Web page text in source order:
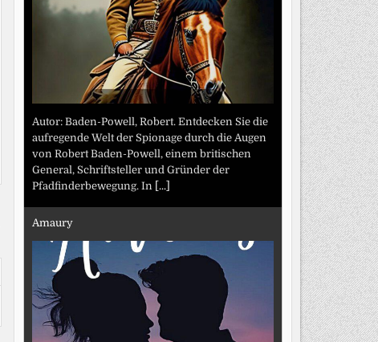
Autor: Baden-Powell, Robert. Entdecken Sie die
aufregende Welt der Spionage durch die Augen
von Robert Baden-Powell, einem britischen
General, Schriftsteller und Gründer der
Pfadfinderbewegung. In [...]
Amaury